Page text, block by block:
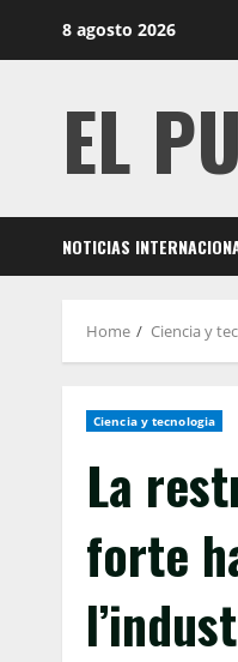
8 agosto 2026
EL
NOTICIAS
Home Ciencia y
Ciencia y tecnologia
La
forte